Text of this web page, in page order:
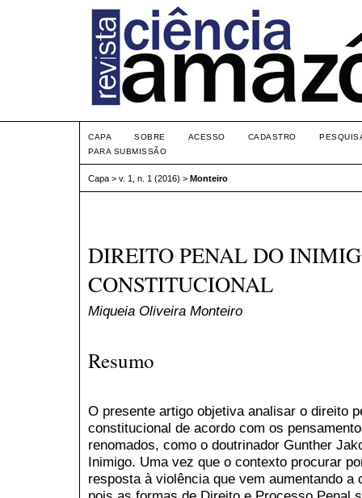
CAPA SOBRE ACESSO CADASTRO
PARA SUBMISSÃO
Capa > v. 1, n. 1 (2016) > Monteiro
DIREITO PENAL DO
CONSTITUCIONAL
Miqueia Oliveira Monteiro
Resumo
O presente artigo objetiva analisar o direito
constitucional de acordo com os
renomados, como o doutrinador Gunther
Inimigo. Uma vez que o contexto procurar
resposta à violência que vem aumentando a